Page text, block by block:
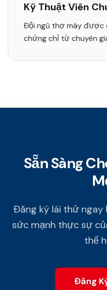
Kỹ Thuật Viên
Đội ngũ thợ máy được
chứng chỉ từ chuyên
Sẵn Sàng
Đăng ký lái thử ngay
sức mạnh thực sự
thế
Đăng